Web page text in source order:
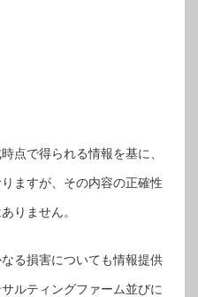
点で得られる情報を基に、
ますが、その内容の正確性
りません。
る損害についても情報提供
ルティングファーム並びに